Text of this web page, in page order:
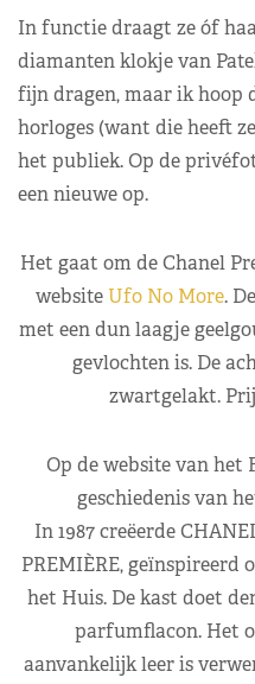
In functie draagt ze óf
diamanten klokje van
fijn dragen, maar ik hoop
horloges (want die heeft
het publiek. Op de
een nieuwe op.
Het gaat om de Chanel
websiteUfo No More.
met een dun laagje
gevlochten is. De
zwartgelakt.
Op de website van het
geschiedenis van
In 1987 creëerde
PREMIÈRE, geïnspireerd
het Huis. De kast doet
parfumflacon. Het
aanvankelijk leer is